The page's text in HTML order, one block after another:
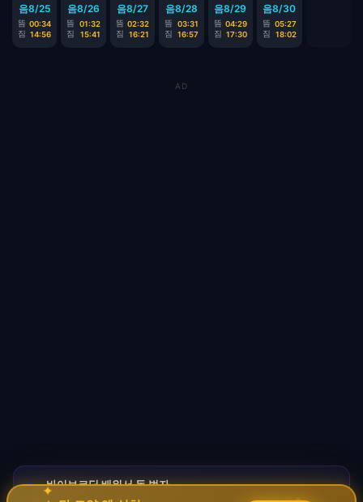
음8/25
뜸 00:34
짐 14:56
음8/26
뜸
01:32
짐
15:41
음8/27
뜸 02:32
짐
16:21
음8/28
뜸
03:31
짐
16:57
음8/29
뜸 04:29
짐 17:30
음8/30
뜸 05:27
짐
18:02
AD
🚀바이브코딩 배워서 돈 벌자
코딩 몰라도 AI로 자동화 수익 시스템 구축 · 무료
✦ ✧